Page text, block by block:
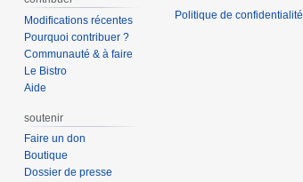
Modifications récentes
Pourquoi contribuer ?
Communauté & à faire
Le Bistro
Aide
soutenir
Faire un don
Boutique
Dossier de presse
Politique de confidentialité